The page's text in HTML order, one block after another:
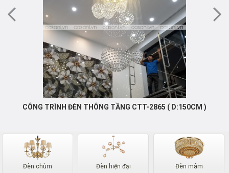
CÔNG TRÌNH ĐÈN THÔNG TẦNG CTT-2865 ( D:150CM )
Đèn chùm Đèn hiện đại Đèn mâm